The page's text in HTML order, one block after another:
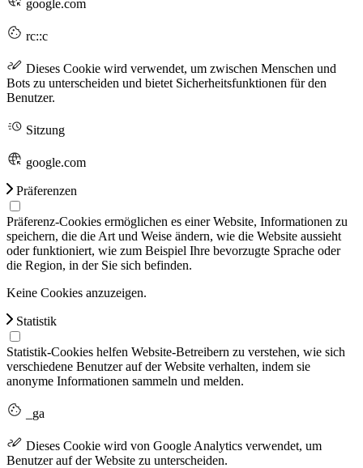
google.com
rc::c
Dieses Cookie wird verwendet, um zwischen Menschen und
Bots zu unterscheiden und bietet Sicherheitsfunktionen für den
Benutzer.
Sitzung
google.com
Präferenzen
Präferenz-Cookies ermöglichen es einer Website, Informationen zu
speichern, die die Art und Weise ändern, wie die Website aussieht
oder funktioniert, wie zum Beispiel Ihre bevorzugte Sprache oder
die Region, in der Sie sich befinden.
Keine Cookies anzuzeigen.
Statistik
Statistik-Cookies helfen Website-Betreibern zu verstehen, wie sich
verschiedene Benutzer auf der Website verhalten, indem sie
anonyme Informationen sammeln und melden.
_ga
Dieses Cookie wird von Google Analytics verwendet, um
Benutzer auf der Website zu unterscheiden.